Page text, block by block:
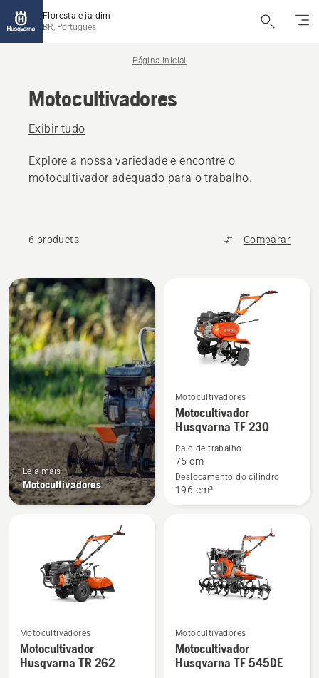
Floresta e jardim
BR, Português
Página inicial
Motocultivadores
Exibir tudo
Explore a nossa variedade e encontre o
motocultivador adequado para o trabalho.
6 products Comparar
Todos
os
produtos
Leia mais
Motocultivadores
See
more
details
about
Motocultivador
Husqvarna
Motocultivadores
Motocultivador
Husqvarna TF 230
Raio de trabalho
75 cm
Deslocamento do cilindro
196 cm³
See
more
details
Motocultivadores
Motocultivador
Husqvarna TR 262
See
more
details
Motocultivadores
Motocultivador
Husqvarna TF 545DE